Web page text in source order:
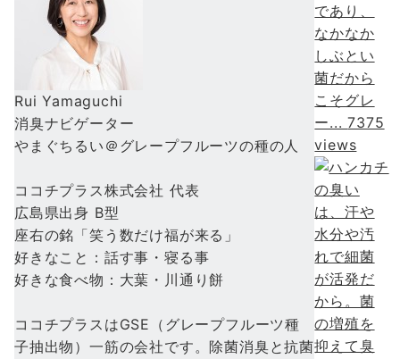
Rui Yamaguchi
消臭ナビゲーター
やまぐちるい＠グレープフルーツの種の人
ココチプラス株式会社 代表
広島県出身 B型
座右の銘「笑う数だけ福が来る」
好きなこと：話す事・寝る事
好きな食べ物：大葉・川通り餅
ココチプラスはGSE（グレープフルーツ種
子抽出物）一筋の会社です。除菌消臭と抗菌
であり、
なかなか
しぶとい
菌だから
こそグレ
ー...7375
views